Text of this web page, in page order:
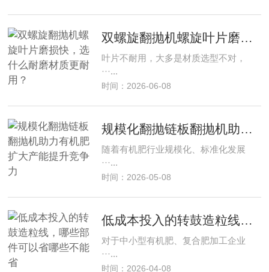
叶片不耐用，大多是材质选型不对，
···...
时间：2026-06-08
随着有机肥行业规模化、标准化发展
···...
时间：2026-05-08
对于中小型有机肥、复合肥加工企业
···...
时间：2026-04-08